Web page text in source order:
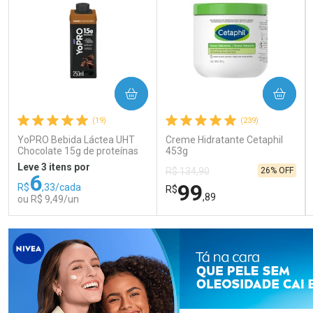
(19)
YoPRO Bebida Láctea UHT
Chocolate 15g de proteínas
250ml
Leve 3 itens por
R$6,33/cada
ou R$ 9,49/un
COMPRAR
FECHAR
Laboratório
FECHAR
Por Menos
(239)
Creme Hidratante Cetaphil
453g
R$ 134,90
R$99,89
26% OFF
COMPRAR
Laboratório
Por Menos